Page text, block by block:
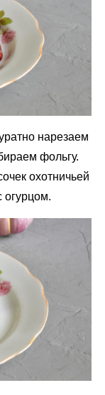
нарезаем
фольгу.
охотничьей
огурцом.